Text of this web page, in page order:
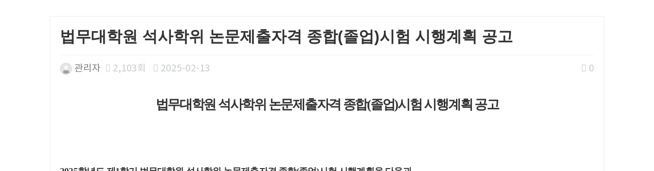
법무대학원 석사학위 논문제출자격 종합(졸업)시험 시행계획 공고
관리자 2,103회 2025-02-13 0
법무대학원 석사학위 논문제출자격 종합(졸업)시험 시행계획 공고